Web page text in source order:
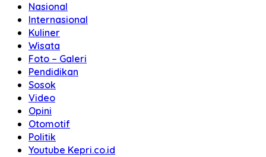
Nasional
Internasional
Kuliner
Wisata
Foto – Galeri
Pendidikan
Sosok
Video
Opini
Otomotif
Politik
Youtube Kepri.co.id